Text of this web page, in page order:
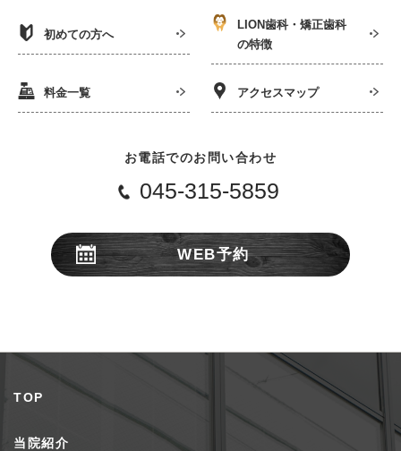
初めての方へ
LION歯科・矯正歯科
の特徴
料金一覧 アクセスマップ
お電話でのお問い合わせ
045-315-5859
WEB予約
TOP
当院紹介